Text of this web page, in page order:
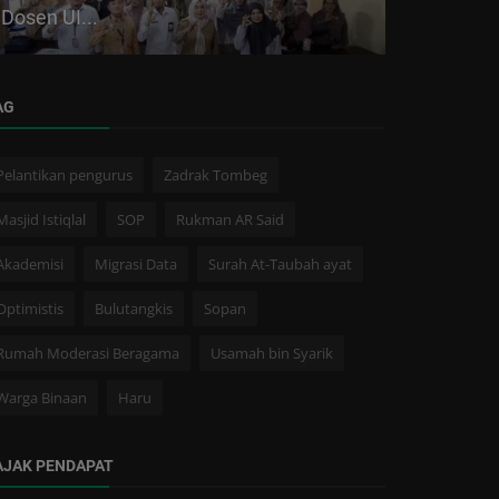
Dosen UI...
pengurus Zadrak Tombeg
Istiqlal SOP Rukman AR Said
Migrasi Data Surah At-Taubah ayat
Bulutangkis Sopan
Moderasi Beragama Usamah bin Syarik
Binaan Haru
PENDAPAT